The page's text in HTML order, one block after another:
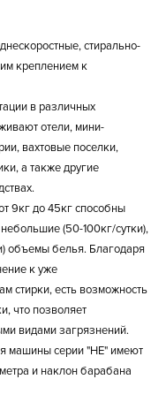
стирально-
креплением к
в различных
отели, мини-
вахтовые поселки,
а также другие
9кг до 45кг способны
(50-100кг/сутки),
объемы белья. Благодаря
к уже
стирки, есть возможность
что позволяет
видами загрязнений.
машины серии "HE" имеют
и наклон барабана